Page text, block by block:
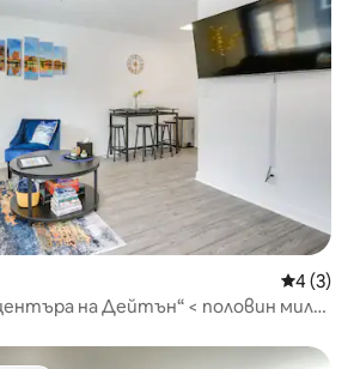
Средна
4 (3)
на Дейтън“ < половин миля